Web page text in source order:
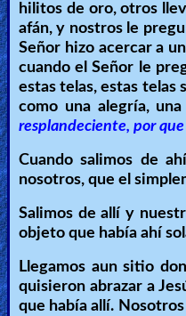
hilitos de oro, otros
afán, y nostros le
Señor hizo acercar a
cuando el Señor le
estas telas, estas telas
como una alegría,
resplandeciente, por
Cuando salimos de
nosotros, que el
Salimos de allí y
objeto que había ahí
Llegamos aun sitio
quisieron abrazar a
que había allí.